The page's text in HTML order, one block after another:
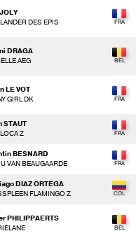
DES EPIS
DRAGA
AEG
LE VOT
GIRL DK
STAUT
Z
BESNARD
VAN BEAUGAARDE
DIAZ ORTEGA
FLAMINGO Z
PHILIPPAERTS